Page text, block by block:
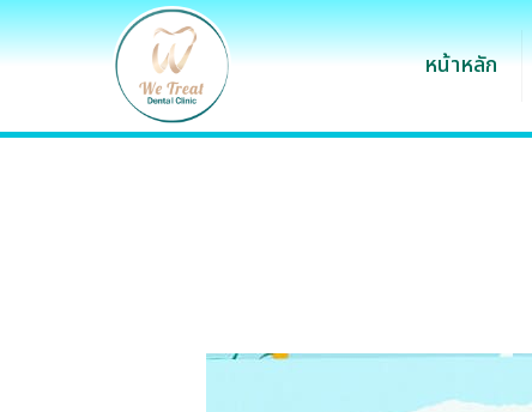
หน้าหลัก